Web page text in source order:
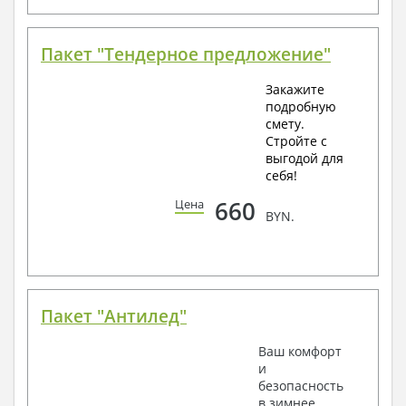
Пакет "Тендерное предложение"
Закажите
подробную
смету.
Стройте с
выгодой для
себя!
Цена 660 BYN.
Пакет "Антилед"
Ваш комфорт
и
безопасность